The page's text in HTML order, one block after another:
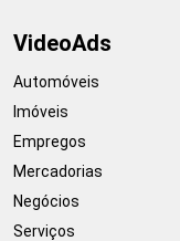
VideoAds
Automóveis
Imóveis
Empregos
Mercadorias
Negócios
Serviços